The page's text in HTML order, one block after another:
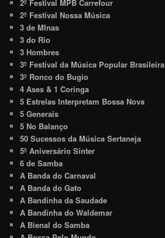
2º Festival MPB Carrefour
2º Festival Nossa Música
3 de MInas
3 do Rio
3 Hombres
3º Festival da Música Popular Brasileira
3º Ronco do Bugio
4 Ases & 1 Coringa
5 Estrelas Interpretam Bossa Nova
5 Generais
5 No Balanço
50 Sucessos da Música Sertaneja
5º Aniversário Sinter
6 de Samba
A Banda do Carnaval
A Banda do Gato
A Bandinha da Saudade
A Bandinha do Waldemar
A Bienal do Samba